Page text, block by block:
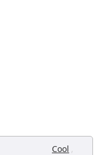
Cool ,